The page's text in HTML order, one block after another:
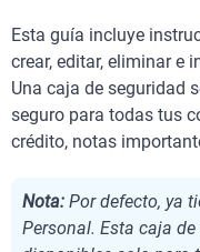
Esta guía incluye
crear, editar, eliminar e
Una caja de seguridad
seguro para todas tus
crédito, notas
Nota: Por defecto, ya
Personal. Esta caja